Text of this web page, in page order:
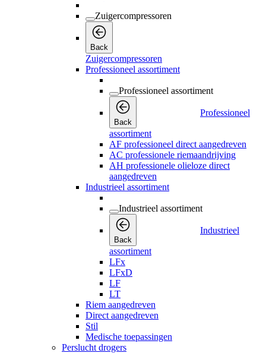
Zuigercompressoren
Back
Zuigercompressoren
Professioneel assortiment
Professioneel assortiment
Back
Professioneel
assortiment
AF professioneel direct aangedreven
AC professionele riemaandrijving
AH professionele olieloze direct
aangedreven
Industrieel assortiment
Industrieel assortiment
Back
Industrieel
assortiment
LFx
LFxD
LF
LT
Riem aangedreven
Direct aangedreven
Stil
Medische toepassingen
Perslucht drogers